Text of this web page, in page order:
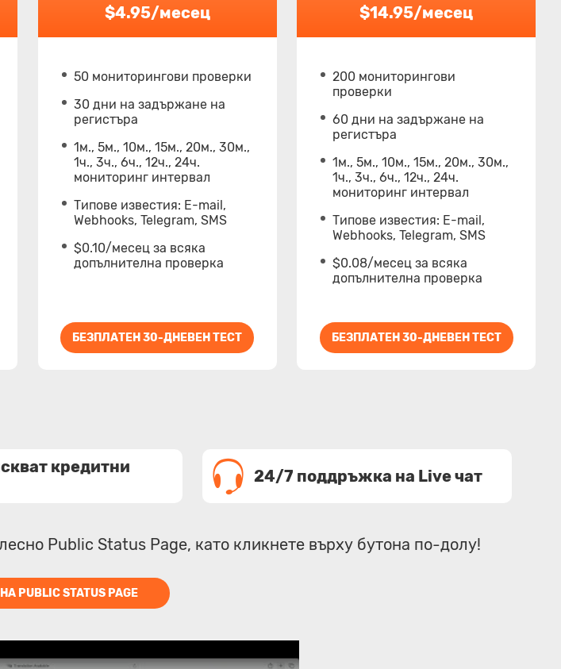
$4.95/месец
50 мониторингови проверки
30 дни на задържане на
регистъра
1м., 5м., 10м., 15м., 20м., 30м.,
1ч., 3ч., 6ч., 12ч., 24ч.
мониторинг интервал
Типове известия: Е-mail,
Webhooks, Telegram, SMS
$0.10/месец за всяка
допълнителна проверка
БЕЗПЛАТЕН 30-ДНЕВЕН ТЕСТ
$14.95/месец
200 мониторингови
проверки
60 дни на задържане на
регистъра
1м., 5м., 10м., 15м., 20м., 30м.,
1ч., 3ч., 6ч., 12ч., 24ч.
мониторинг интервал
Типове известия: Е-mail,
Webhooks, Telegram, SMS
$0.08/месец за всяка
допълнителна проверка
БЕЗПЛАТЕН 30-ДНЕВЕН ТЕСТ
кредитни
24/7 поддръжка на Live чат
Public Status Page, като кликнете върху бутона по-долу!
PUBLIC STATUS PAGE